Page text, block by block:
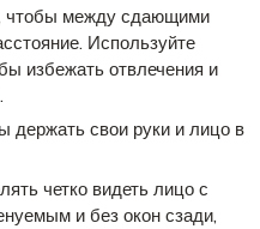
чтобы между сдающими
Используйте
избежать отвлечения и
держать свои руки и лицо в
четко видеть лицо с
и без окон сзади,